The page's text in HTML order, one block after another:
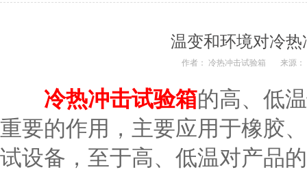
温变和环境对冷
作者： 冷热冲击试验箱 来源
冷热冲击试验箱的高、低
重要的作用，主要应用于橡胶
试设备，至于高、低温对产品